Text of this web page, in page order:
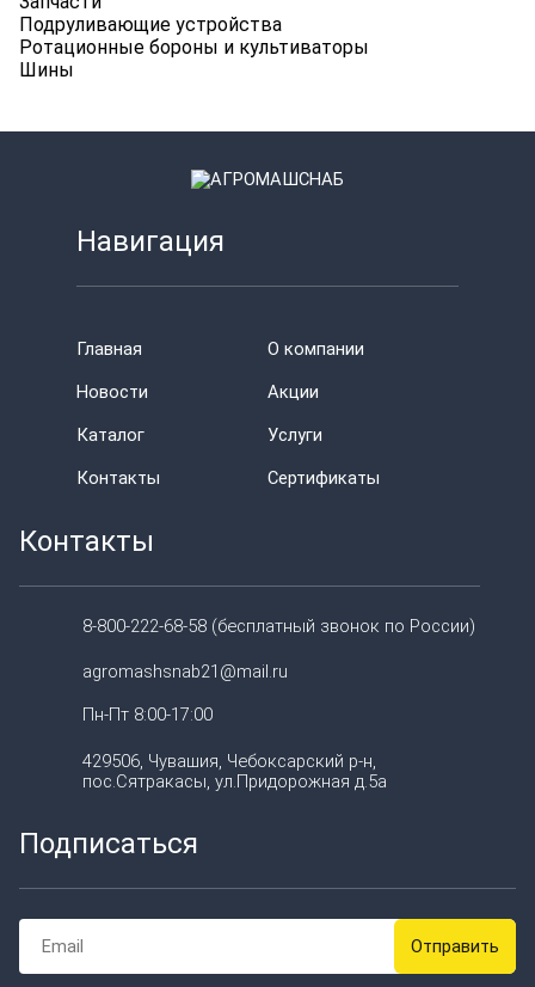
Подруливающие устройства
Ротационные бороны и культиваторы
Шины
Навигация
Главная
О компании
Новости
Акции
Каталог
Услуги
Контакты
Сертификаты
Контакты
8-800-222-68-58 (бесплатный звонок по России)
agromashsnab21@mail.ru
Пн-Пт 8:00-17:00
429506, Чувашия, Чебоксарский р-н,
пос.Сятракасы, ул.Придорожная д.5а
Подписаться